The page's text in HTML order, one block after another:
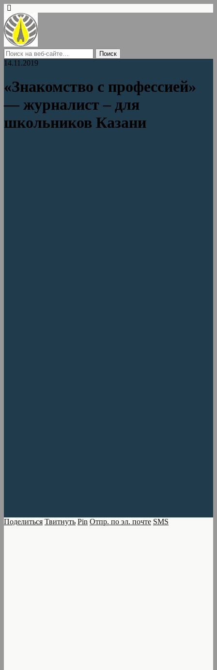
14.11.2019
«Знакомство с профессией»
— журналист – для
школьников Казани
Поделиться Твитнуть Pin Отпр. по эл. почте SMS